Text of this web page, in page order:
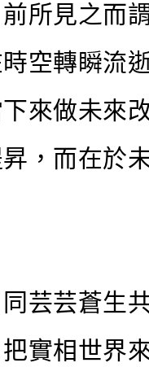
所見之而
空轉瞬流
來做未來
，而在於
芸芸蒼生
實相世界